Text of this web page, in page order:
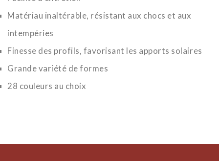
Matériau inaltérable, résistant aux chocs et aux
intempéries
Finesse des profils, favorisant les apports solaires
Grande variété de formes
28 couleurs au choix